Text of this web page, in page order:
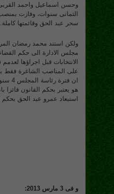
وحسن اسماعيل واحمد
الثمانى سنوات، وفازت بمنصب
سحر عبد الحق وقائمتها كاملة.
ولكن استند محمد رمضان
مجلس الادارة الى حكم
الانتخابات قبل اجراؤها
ان
استبعاد عمرو عبد الحق بحكم
و فى 3 مارس 2013: